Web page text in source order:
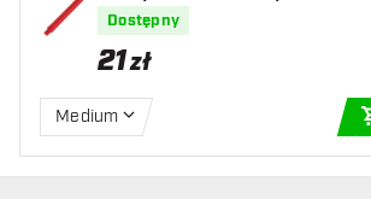
d Shafty Red
Dostępny
21zł
Medium